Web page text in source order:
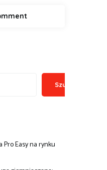
Szukaj
Easy na rynku